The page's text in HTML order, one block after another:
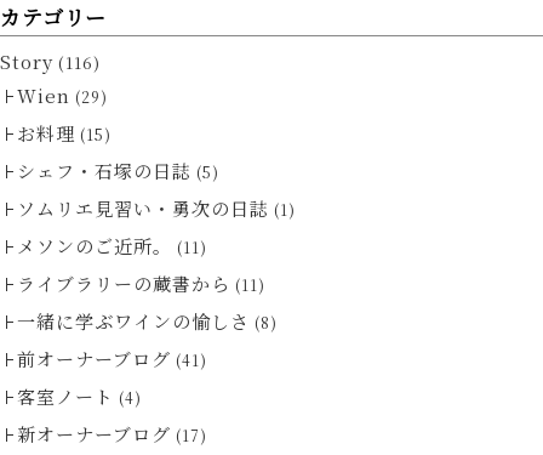
カテゴリー
Story (116)
Wien (29)
お料理 (15)
シェフ・石塚の日誌 (5)
ソムリエ見習い・勇次の日誌 (1)
メソンのご近所。 (11)
ライブラリーの蔵書から (11)
一緒に学ぶワインの愉しさ (8)
前オーナーブログ (41)
客室ノート (4)
新オーナーブログ (17)